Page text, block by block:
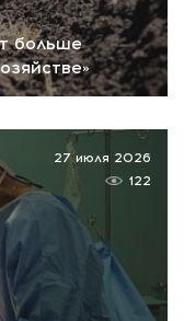
больше
27 июля 2026
122